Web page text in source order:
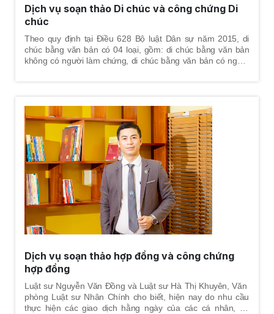
Dịch vụ soạn thảo Di chúc và công chứng Di
chúc
Theo quy định tại Điều 628 Bộ luật Dân sự năm 2015, di
chúc bằng văn bản có 04 loại, gồm: di chúc bằng văn bản
không có người làm chứng, di chúc bằng văn bản có người
đúng pháp luật để đảm bảo tính hợp pháp của di chúc.
Dịch vụ soạn thảo hợp đồng và công chứng
hợp đồng
Luật sư Nguyễn Văn Đồng và Luật sư Hà Thị Khuyên, Văn
phòng Luật sư Nhân Chính cho biết, hiện nay do nhu cầu
thực hiện các giao dịch hằng ngày của các cá nhân, cơ